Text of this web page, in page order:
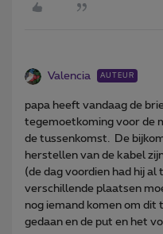
Valencia AUTEUR
papa heeft vandaag de
tegemoetkoming voor de
de tussenkomst. De
herstellen van de kabel
(de dag voordien had hij
verschillende plaatsen
nog iemand komen om
gedaan en de put en het